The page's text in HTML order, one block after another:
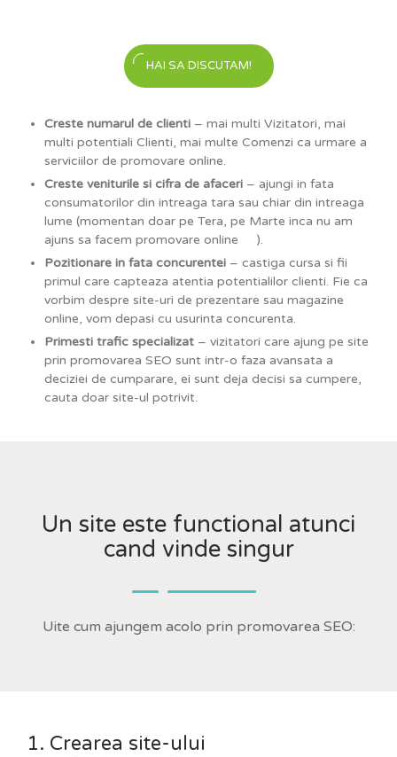
HAI SA DISCUTAM!
Creste numarul de clienti – mai multi Vizitatori, mai
multi potentiali Clienti, mai multe Comenzi ca urmare a
serviciilor de promovare online.
Creste veniturile si cifra de afaceri – ajungi in fata
consumatorilor din intreaga tara sau chiar din intreaga
lume (momentan doar pe Tera, pe Marte inca nu am
ajuns sa facem promovare online
).
Pozitionare in fata concurentei – castiga cursa si fii
primul care capteaza atentia potentialilor clienti. Fie ca
vorbim despre site-uri de prezentare sau magazine
online, vom depasi cu usurinta concurenta.
Primesti trafic specializat – vizitatori care ajung pe site
prin promovarea SEO sunt intr-o faza avansata a
deciziei de cumparare, ei sunt deja decisi sa cumpere,
cauta doar site-ul potrivit.
Un site este functional atunci
cand vinde singur
Uite cum ajungem acolo prin promovarea SEO:
1. Crearea site-ului